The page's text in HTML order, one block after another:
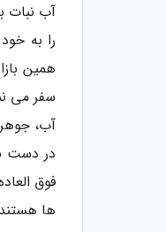
آب نبات
را به
همین
سفر می
آب،
در دست
فوق
ها